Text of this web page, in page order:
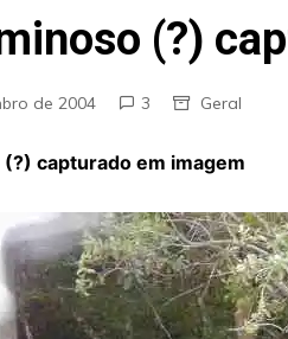
Pareidolia
(?)
de 2004 3 Geral
capturado em imagem